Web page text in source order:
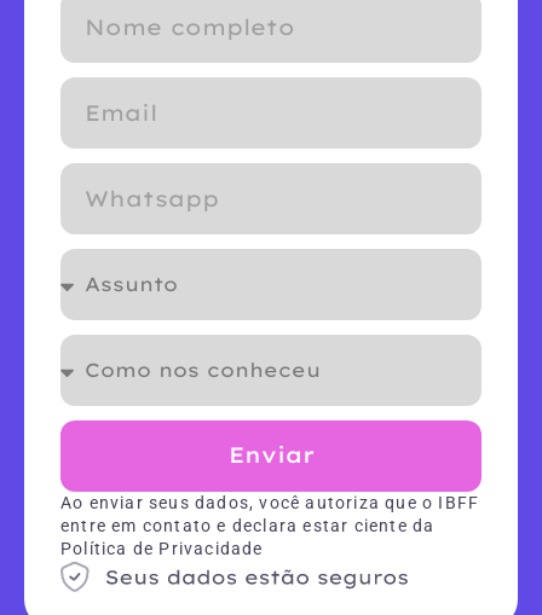
Enviar
Ao enviar seus dados, você autoriza que o IBFF
entre em contato e declara estar ciente da
Política de Privacidade